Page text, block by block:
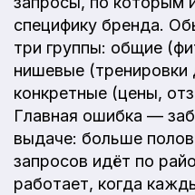
специфику бренда.
три группы: общие
нишевые (тренировки
конкретные (цены,
Главная ошибка —
выдаче: больше
запросов идёт по
работает, когда